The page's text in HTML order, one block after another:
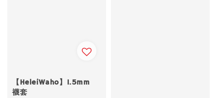
【HeleiWaho】1.5mm
襪套